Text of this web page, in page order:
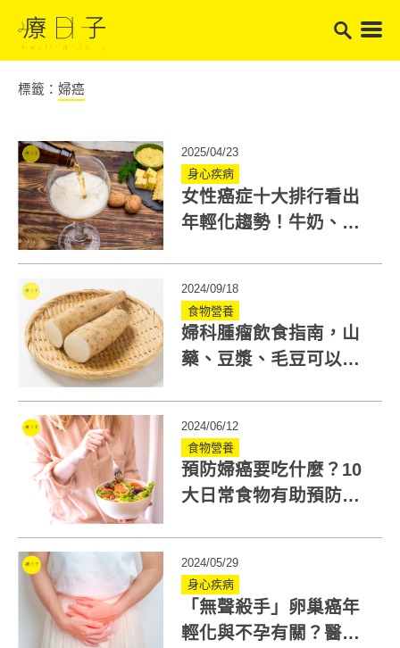
標籤： 婦癌
2025/04/23
身心疾病
女性癌症十大排行看出
年輕化趨勢！牛奶、啤
2024/09/18
食物營養
婦科腫瘤飲食指南，山
藥、豆漿、毛豆可以吃
2024/06/12
食物營養
預防婦癌要吃什麼？10
大日常食物有助預防乳
2024/05/29
身心疾病
「無聲殺手」卵巢癌年
輕化與不孕有關？醫列5